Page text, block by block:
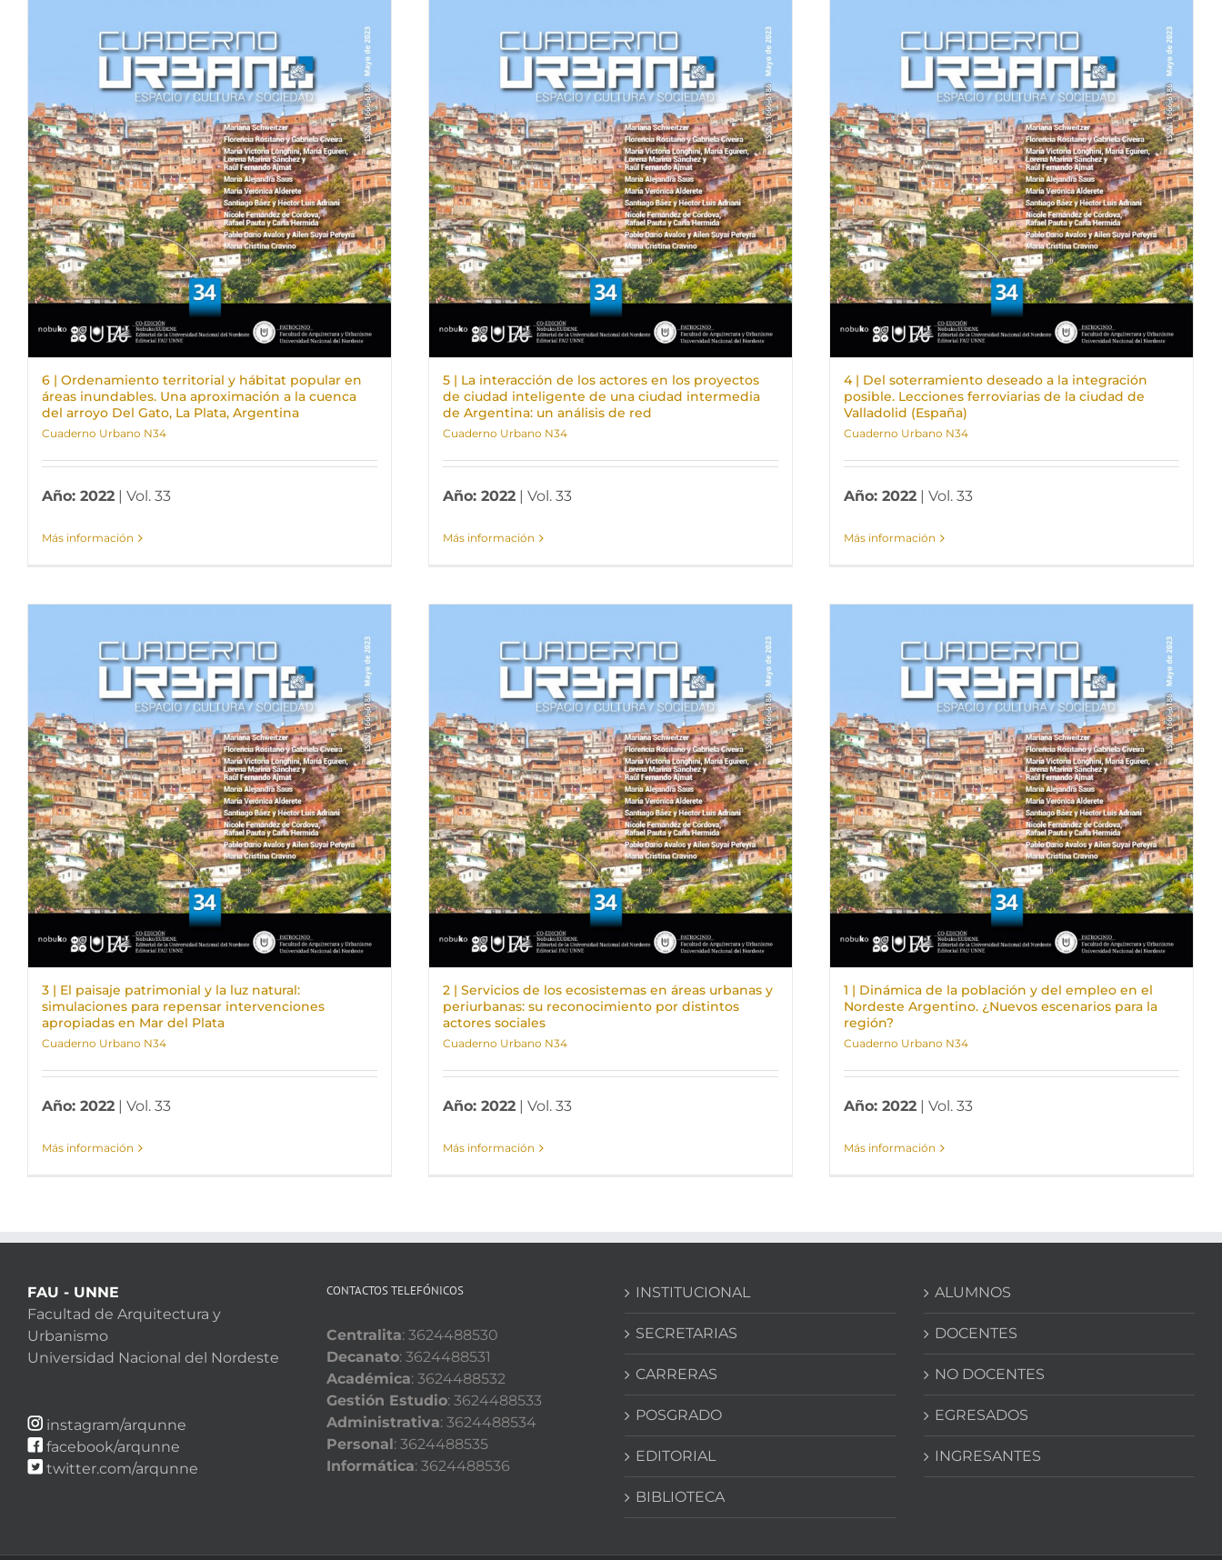
6 | Ordenamiento territorial y hábitat popular en
áreas inundables. Una aproximación a la cuenca
del arroyo Del Gato, La Plata, Argentina
Cuaderno Urbano N34
Año: 2022 | Vol. 33
Más información
5 | La interacción de los actores en los proyectos
de ciudad inteligente de una ciudad intermedia
de Argentina: un análisis de red
Cuaderno Urbano N34
Año: 2022 | Vol. 33
Más información
4 | Del soterramiento deseado a la integración
posible. Lecciones ferroviarias de la ciudad de
Valladolid (España)
Cuaderno Urbano N34
Año: 2022 | Vol. 33
Más información
3 | El paisaje patrimonial y la luz natural:
simulaciones para repensar intervenciones
apropiadas en Mar del Plata
Cuaderno Urbano N34
Año: 2022 | Vol. 33
Más información
2 | Servicios de los ecosistemas en áreas urbanas y
periurbanas: su reconocimiento por distintos
actores sociales
Cuaderno Urbano N34
Año: 2022 | Vol. 33
Más información
1 | Dinámica de la población y del empleo en el
Nordeste Argentino. ¿Nuevos escenarios para la
región?
Cuaderno Urbano N34
Año: 2022 | Vol. 33
Más información
FAU - UNNE
Facultad de Arquitectura y
Urbanismo
Universidad Nacional del Nordeste
instagram/arqunne
facebook/arqunne
twitter.com/arqunne
CONTACTOS TELEFÓNICOS
Centralita: 3624488530
Decanato: 3624488531
Académica: 3624488532
Gestión Estudio: 3624488533
Administrativa: 3624488534
Personal : 3624488535
Informática: 3624488536
INSTITUCIONAL
SECRETARIAS
CARRERAS
POSGRADO
EDITORIAL
BIBLIOTECA
ALUMNOS
DOCENTES
NO DOCENTES
EGRESADOS
INGRESANTES